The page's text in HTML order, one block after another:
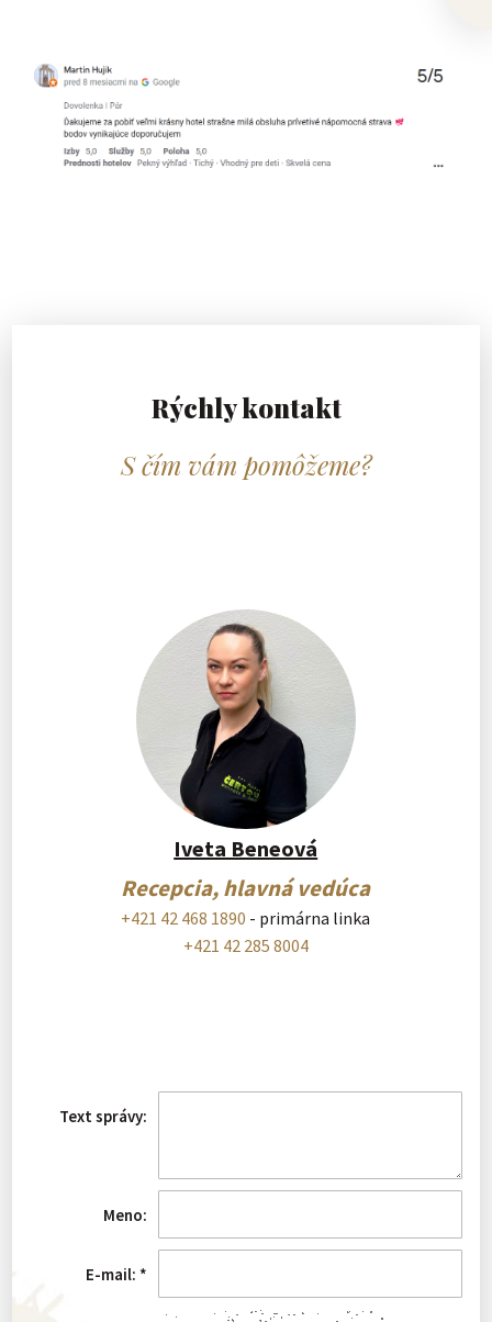
Rýchly kontakt
S čím vám pomôžeme?
Text správy:
Meno:
E-mail: *
Iveta Beneová
Recepcia, hlavná vedúca
+421 42 468 1890 - primárna linka
+421 42 285 8004